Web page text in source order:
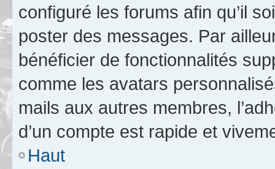
configuré les forums afin qu’il
poster des messages. Par
bénéficier de fonctionnalités
comme les avatars
mails aux autres membres,
d’un compte est rapide et
Haut